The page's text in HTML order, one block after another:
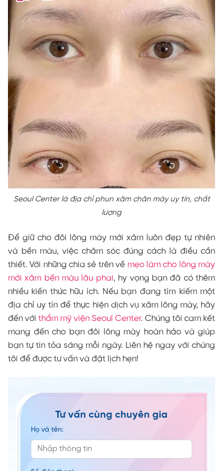
Seoul Center là địa chỉ phun xăm chân mày uy tín, chất
lượng
Để giữ cho đôi lông mày mới xăm luôn đẹp tự nhiên
và bền màu, việc chăm sóc đúng cách là điều cần
thiết. Với những chia sẻ trên về mẹo làm cho lông mày
mới xăm bền màu lâu phai, hy vọng bạn đã có thêm
nhiều kiến thức hữu ích. Nếu bạn đang tìm kiếm một
địa chỉ uy tín để thực hiện dịch vụ xăm lông mày, hãy
đến với thẩm mỹ viện Seoul Center. Chúng tôi cam kết
mang đến cho bạn đôi lông mày hoàn hảo và giúp
bạn tự tin tỏa sáng mỗi ngày. Liên hệ ngay với chúng
tôi để được tư vấn và đặt lịch hẹn!
Tư vấn cùng chuyên gia
Họ và tên: